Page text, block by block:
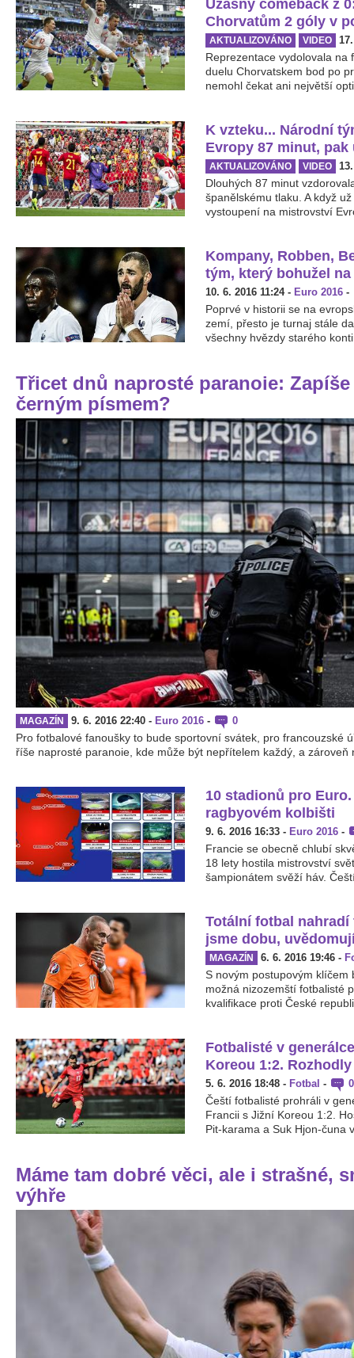
Úžasný comeback z
Chorvatům 2 góly v
AKTUALIZOVÁNO VIDEO
Reprezentace vydolovala na
duelu Chorvatskem bod po
nemohl čekat ani největší
K vzteku... Národní
Evropy 87 minut, pak
AKTUALIZOVÁNO VIDEO
Dlouhých 87 minut
španělskému tlaku. A když
vystoupení na mistrovství
Kompany, Robben,
tým, který bohužel
10. 6. 2016 11:24- Euro 2016 -
Poprvé v historii se na
zemí, přesto je turnaj stále
všechny hvězdy starého
Třicet dnů naprosté paranoie:
černým písmem?
MAGAZÍN 9. 6. 2016 22:40 - Euro 2016 - 0
Pro fotbalové fanoušky to bude sportovní svátek, pro francouzské
říše naprosté paranoie, kde může být nepřítelem každý, a zároveň
10 stadionů pro
ragbyovém kolbišti
9. 6. 2016 16:33 - Euro 2016 -
Francie se obecně chlubí
18 lety hostila mistrovství
šampionátem svěží háv.
Totální fotbal
jsme dobu,
MAGAZÍN 6. 6. 2016 19:46 -
S novým postupovým
možná nizozemští fotbalisté
kvalifikace proti České
Fotbalisté v
Koreou 1:2.
5. 6. 2016 18:48 - Fotbal - 0
Čeští fotbalisté prohráli v
Francii s Jižní Koreou 1:2.
Pit-karama a Suk Hjon-čuna
Máme tam dobré věci, ale i strašné,
výhře